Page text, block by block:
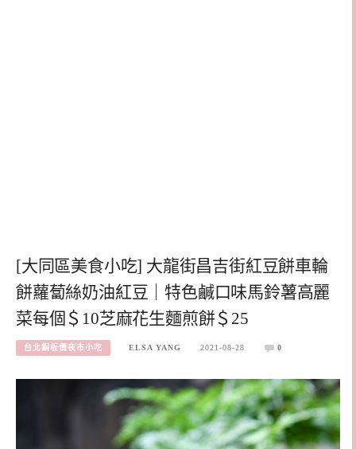
[大同區美食小吃] 大龍街昌吉街紅豆餅車輪
餅蘿蔔絲奶油紅豆｜特色鹹口味馬鈴薯高麗
菜每個＄10芝麻花生麵煎餅＄25
台北銅板價夜市小吃 ELSA YANG 2021-08-28 0